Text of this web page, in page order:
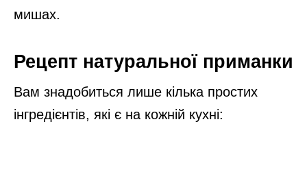
мишах.
Рецепт натуральної приманки
Вам знадобиться лише кілька простих
інгредієнтів, які є на кожній кухні: